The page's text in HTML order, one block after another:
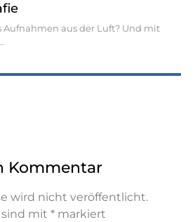
Aufnahmen aus der Luft? Und mit
Kommentar
wird nicht veröffentlicht.
sind mit * markiert